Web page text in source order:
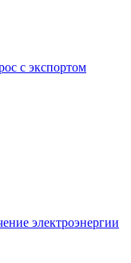
с экспортом
электроэнергии